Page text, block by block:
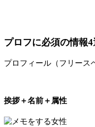
プロフに必須の情報4
プロフィール（フリース
挨拶＋名前＋属性